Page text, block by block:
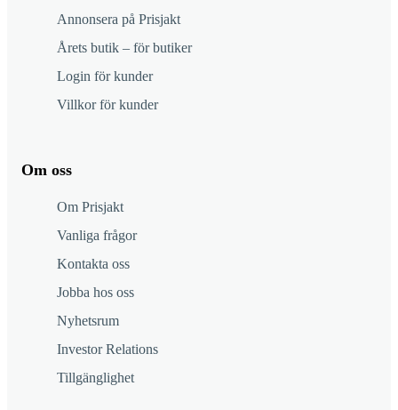
Annonsera på Prisjakt
Årets butik – för butiker
Login för kunder
Villkor för kunder
Om oss
Om Prisjakt
Vanliga frågor
Kontakta oss
Jobba hos oss
Nyhetsrum
Investor Relations
Tillgänglighet